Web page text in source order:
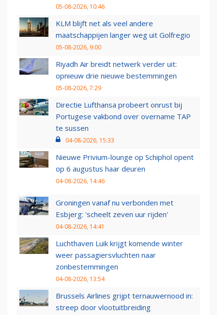
05-08-2026, 10:46
KLM blijft net als veel andere
maatschappijen langer weg uit Golfregio
05-08-2026, 9:00
Riyadh Air breidt netwerk verder uit:
opnieuw drie nieuwe bestemmingen
05-08-2026, 7:29
Directie Lufthansa probeert onrust bij
Portugese vakbond over overname TAP
te sussen
04-08-2026, 15:33
Nieuwe Privium-lounge op Schiphol opent
op 6 augustus haar deuren
04-08-2026, 14:46
Groningen vanaf nu verbonden met
Esbjerg: 'scheelt zeven uur rijden'
04-08-2026, 14:41
Luchthaven Luik krijgt komende winter
weer passagiersvluchten naar
zonbestemmingen
04-08-2026, 13:54
Brussels Airlines grijpt ternauwernood in:
streep door vlootuitbreiding